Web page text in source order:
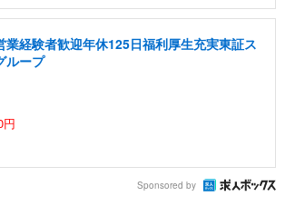
業経験者歓迎年休125日福利厚生充実東証ス
ループ
円
Sponsored by